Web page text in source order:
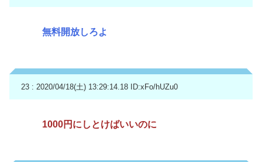
無料開放しろよ
23 : 2020/04/18(土) 13:29:14.18 ID:xFo/hUZu0
1000円にしとけばいいのに